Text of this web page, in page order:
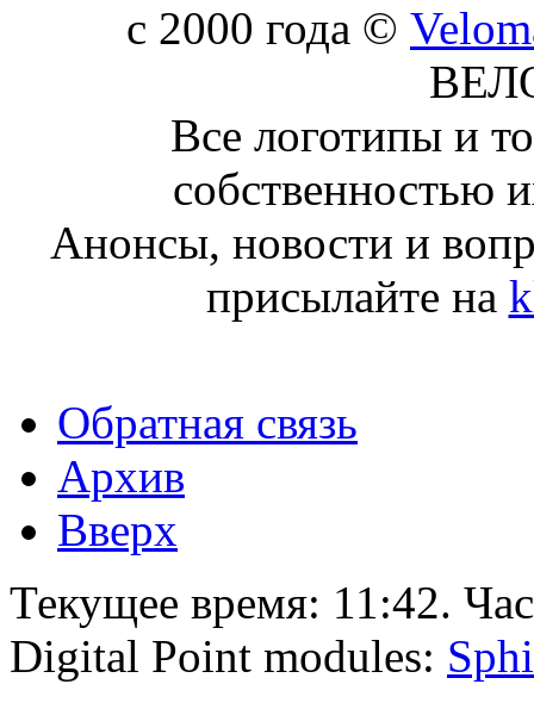
c 2000 года ©
Все логотипы и
собственностью
Анонсы, новости и
присылайте на
Обратная связь
Архив
Вверх
Текущее время: 11:42.
Digital Point modules: